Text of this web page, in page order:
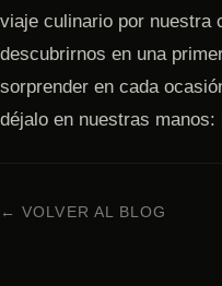
viaje culinario por nuestra
descubrirnos en una
sorprender en cada
déjalo en nuestras
← VOLVER AL BLOG